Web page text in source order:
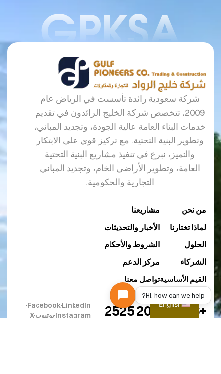
GPKSA
شركة سعودية رائدة تأسست في الرياض عام
2009، تتخصص شركة الخليج الرائدون في تقديم
خدمات البناء العامة عالية الجودة، وتجديد المباني،
وتطوير البنية التحتية. مع تركيز قوي على الابتكار
والتميز، نبرع في تنفيذ مشاريع البنية التحتية
العامة، وتطوير الأراضي الخام، وتجديد المباني
التجارية والحكومية.
من نحن
لماذا تختارنا
الحلول
الشركاء
القيم الأساسية
مشاريعنا
الأخبار والتحديثات
الشروط والأحكام
مركز الدعم
تواصل معنا
+966 55 209 2525
LinkedIn
Facebook
InstagramيوتيوبX
Hi, how can we help?
English